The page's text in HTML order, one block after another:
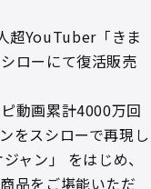
超YouTuber「きま
ローにて復活販売
動画累計4000万回
をスシローで再現し
ャン」 をはじめ、
品をご堪能いただ